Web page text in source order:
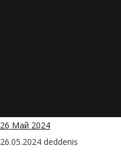
26 Май 2024
26.05.2024 deddenis